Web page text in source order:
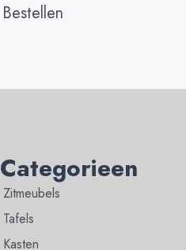
Bestellen
Categorieen
Zitmeubels
Tafels
Kasten